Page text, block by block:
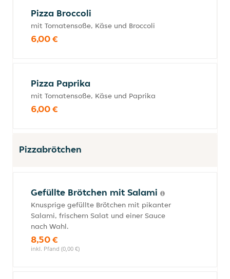
Pizza Broccoli
mit Tomatensoße, Käse und Broccoli
6,00 €
Pizza Paprika
mit Tomatensoße, Käse und Paprika
6,00 €
Pizzabrötchen
Gefüllte Brötchen mit Salami
Knusprige gefüllte Brötchen mit pikanter
Salami, frischem Salat und einer Sauce
nach Wahl.
8,50 €
inkl. Pfand (0,00 €)